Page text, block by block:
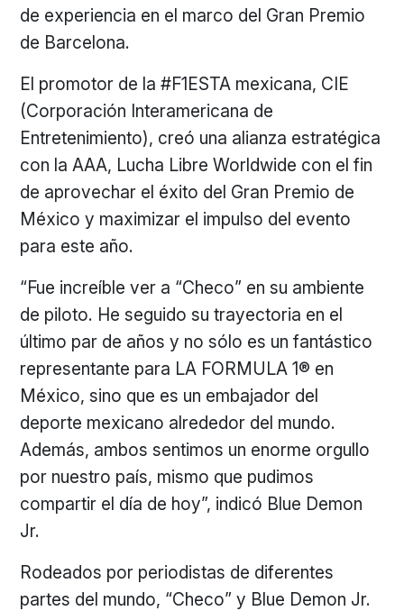
de experiencia en el marco del Gran Premio
de Barcelona.
El promotor de la #F1ESTA mexicana, CIE
(Corporación Interamericana de
Entretenimiento), creó una alianza estratégica
con la AAA, Lucha Libre Worldwide con el fin
de aprovechar el éxito del Gran Premio de
México y maximizar el impulso del evento
para este año.
“Fue increíble ver a “Checo” en su ambiente
de piloto. He seguido su trayectoria en el
último par de años y no sólo es un fantástico
representante para LA FORMULA 1® en
México, sino que es un embajador del
deporte mexicano alrededor del mundo.
Además, ambos sentimos un enorme orgullo
por nuestro país, mismo que pudimos
compartir el día de hoy”, indicó Blue Demon
Jr.
Rodeados por periodistas de diferentes
partes del mundo, “Checo” y Blue Demon Jr.